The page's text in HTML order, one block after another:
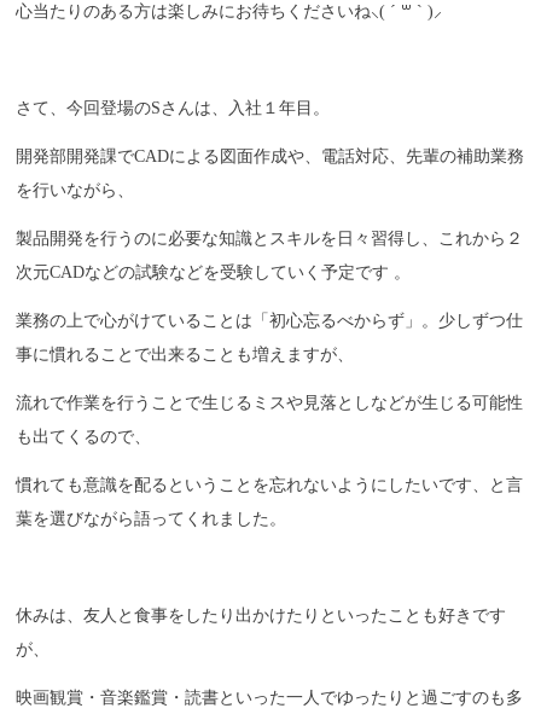
心当たりのある方は楽しみにお待ちくださいね⸜( ´ ꒳ ` )⸝
さて、今回登場のSさんは、入社１年目。
開発部開発課でCADによる図面作成や、電話対応、先輩の補助業務
を行いながら、
製品開発を行うのに必要な知識とスキルを日々習得し、これから２
次元CADなどの試験などを受験していく予定です 。
業務の上で心がけていることは「初心忘るべからず」。少しずつ仕
事に慣れることで出来ることも増えますが、
流れで作業を行うことで生じるミスや見落としなどが生じる可能性
も出てくるので、
慣れても意識を配るということを忘れないようにしたいです、と言
葉を選びながら語ってくれました。
休みは、友人と食事をしたり出かけたりといったことも好きです
が、
映画観賞・音楽鑑賞・読書といった一人でゆったりと過ごすのも多